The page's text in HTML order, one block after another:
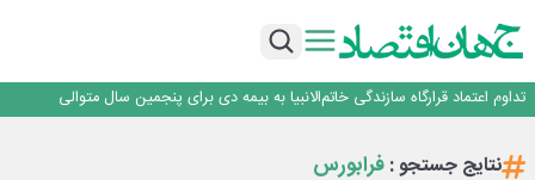
هم‌افزایی تامین سرمایه تمدن و رسانه‌ها برای توسعه بازار سرمایه
تداوم اعتماد قرارگاه سازندگی خاتم‌الانبیا به بیمه دی برای پنجمین سال متوالی
آموزش بر مبنای نیاز بازار کار؛ محور اصلی طرح مهارت‌آموزی سربازان
نتایج جستجو :فرابورس